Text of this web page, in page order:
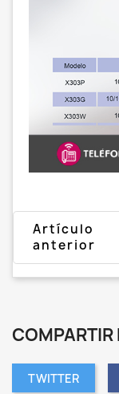
Artículo
anterior
COMPARTIR
TWITTER